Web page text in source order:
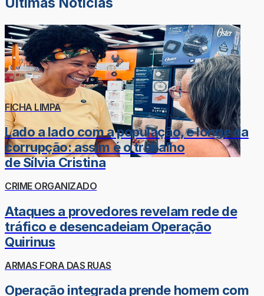
FICHA LIMPA
Lado a lado com a população, e longe da
corrupção: assim é o trabalho
de Sílvia Cristina
CRIME ORGANIZADO
Ataques a provedores revelam rede de
tráfico e desencadeiam Operação
Quirinus
ARMAS FORA DAS RUAS
Operação integrada prende homem com